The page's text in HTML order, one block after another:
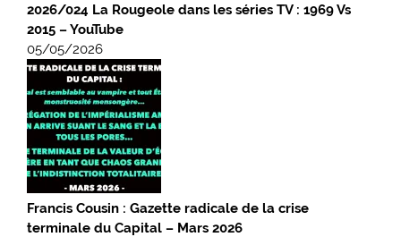
2026/024 La Rougeole dans les séries TV : 1969 Vs
2015 – YouTube
05/05/2026
Francis Cousin : Gazette radicale de la crise
terminale du Capital – Mars 2026